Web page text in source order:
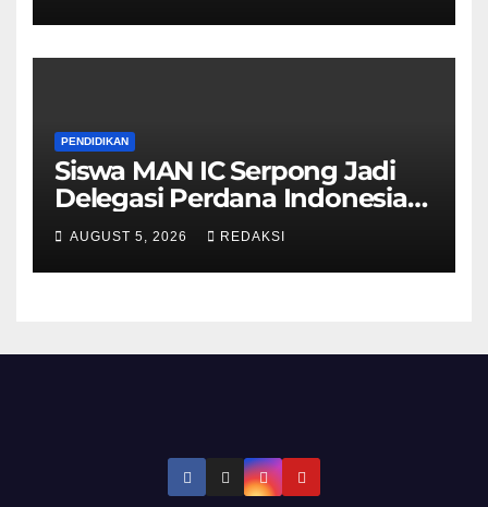
PENDIDIKAN
Siswa MAN IC Serpong Jadi
Delegasi Perdana Indonesia
di Olimpiade Sains Nuklir
Internasional
AUGUST 5, 2026 REDAKSI